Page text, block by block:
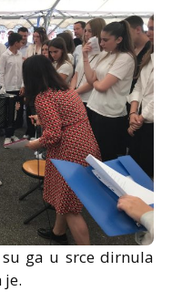
ga u srce dirnula